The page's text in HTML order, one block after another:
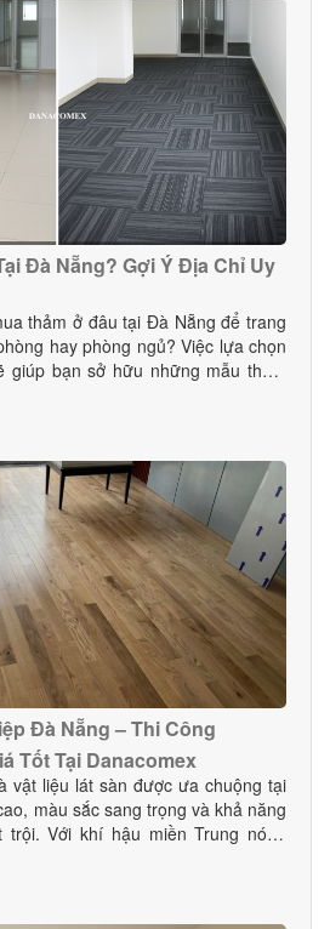
nghiệp? Hãy cùng Danacomex
Đà Nẵng? Gợi Ý Địa Chỉ Uy
thảm ở đâu tại Đà Nẵng để trang
hay phòng ngủ? Việc lựa chọn
bạn sở hữu những mẫu thảm
giới thiệu đến bạn nơi
Đà Nẵng – Thi Công
Tốt Tại Danacomex
vật liệu lát sàn được ưa chuộng tại
màu sắc sang trọng và khả năng
Với khí hậu miền Trung nóng
cong vênh hiệu quả. Tại Đà